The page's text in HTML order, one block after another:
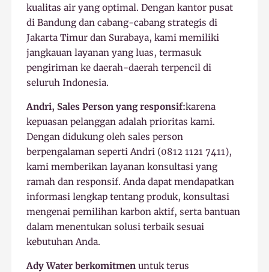
kualitas air yang optimal. Dengan kantor pusat
di Bandung dan cabang-cabang strategis di
Jakarta Timur dan Surabaya, kami memiliki
jangkauan layanan yang luas, termasuk
pengiriman ke daerah-daerah terpencil di
seluruh Indonesia.
Andri, Sales Person yang responsif:karena
kepuasan pelanggan adalah prioritas kami.
Dengan didukung oleh sales person
berpengalaman seperti Andri (0812 1121 7411),
kami memberikan layanan konsultasi yang
ramah dan responsif. Anda dapat mendapatkan
informasi lengkap tentang produk, konsultasi
mengenai pemilihan karbon aktif, serta bantuan
dalam menentukan solusi terbaik sesuai
kebutuhan Anda.
Ady Water berkomitmenuntuk terus